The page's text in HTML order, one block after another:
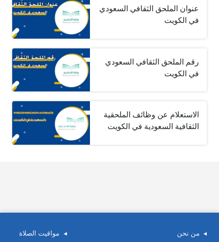
عنوان الملحق الثقافي السعودي
في الكويت
رقم الملحق الثقافي السعودي
في الكويت
الاستعلام عن وظائف الملحقية
الثقافية السعودية في الكويت
من نحن مواقيت الصلاة